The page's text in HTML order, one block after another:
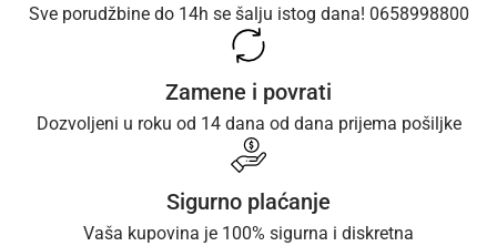
Sve porudžbine do 14h se šalju istog dana! 0658998800
Zamene i povrati
Dozvoljeni u roku od 14 dana od dana prijema pošiljke
Sigurno plaćanje
Vaša kupovina je 100% sigurna i diskretna